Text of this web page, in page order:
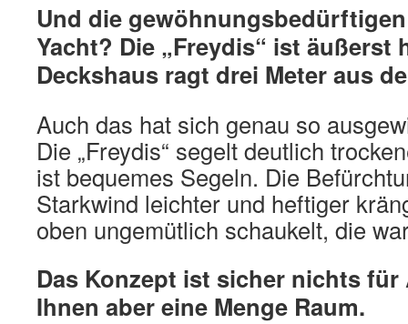
Und die
Yacht? Die „Freydis“ ist äußerst
Deckshaus ragt drei Meter aus
Auch das hat sich genau so
Die „Freydis“ segelt deutlich
ist bequemes Segeln. Die
Starkwind leichter und heftiger
oben ungemütlich schaukelt, die
Das Konzept ist sicher nichts
Ihnen aber eine Menge Raum.